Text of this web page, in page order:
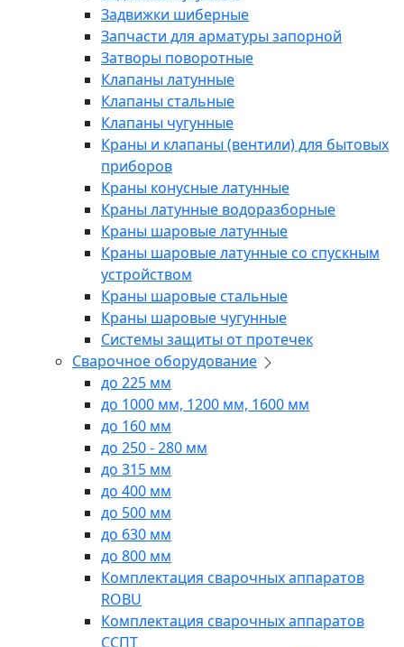
Задвижки шиберные
Запчасти для арматуры запорной
Затворы поворотные
Клапаны латунные
Клапаны стальные
Клапаны чугунные
Краны и клапаны (вентили) для бытовых
приборов
Краны конусные латунные
Краны латунные водоразборные
Краны шаровые латунные
Краны шаровые латунные со спускным
устройством
Краны шаровые стальные
Краны шаровые чугунные
Системы защиты от протечек
Сварочное оборудование
до 225 мм
до 1000 мм, 1200 мм, 1600 мм
до 160 мм
до 250 - 280 мм
до 315 мм
до 400 мм
до 500 мм
до 630 мм
до 800 мм
Комплектация сварочных аппаратов
ROBU
Комплектация сварочных аппаратов
ССПТ